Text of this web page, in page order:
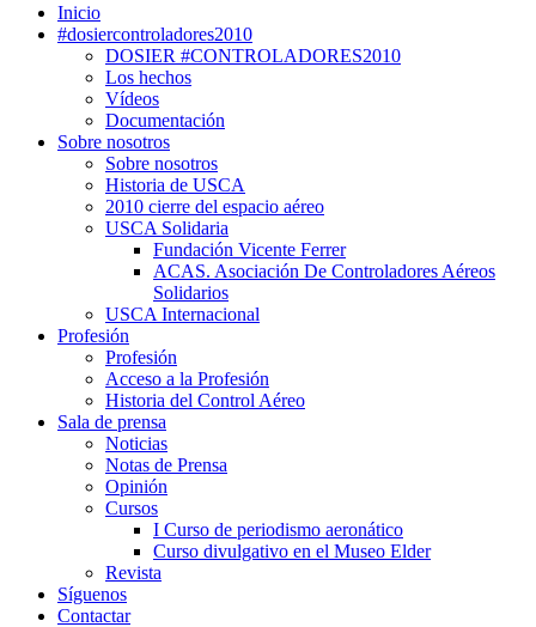
Inicio
#dosiercontroladores2010
DOSIER #CONTROLADORES2010
Los hechos
Vídeos
Documentación
Sobre nosotros
Sobre nosotros
Historia de USCA
2010 cierre del espacio aéreo
USCA Solidaria
Fundación Vicente Ferrer
ACAS. Asociación De Controladores Aéreos
Solidarios
USCA Internacional
Profesión
Profesión
Acceso a la Profesión
Historia del Control Aéreo
Sala de prensa
Noticias
Notas de Prensa
Opinión
Cursos
I Curso de periodismo aeronático
Curso divulgativo en el Museo Elder
Revista
Síguenos
Contactar